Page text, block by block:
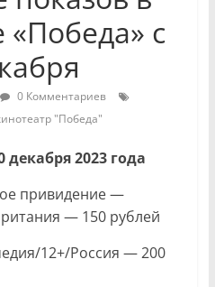
«Победа» с
0 Комментариев
"Победа"
декабря 2023 года
привидение —
— 150 рублей
12+/Россия — 200